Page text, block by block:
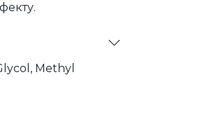
Methyl
Panthenol,